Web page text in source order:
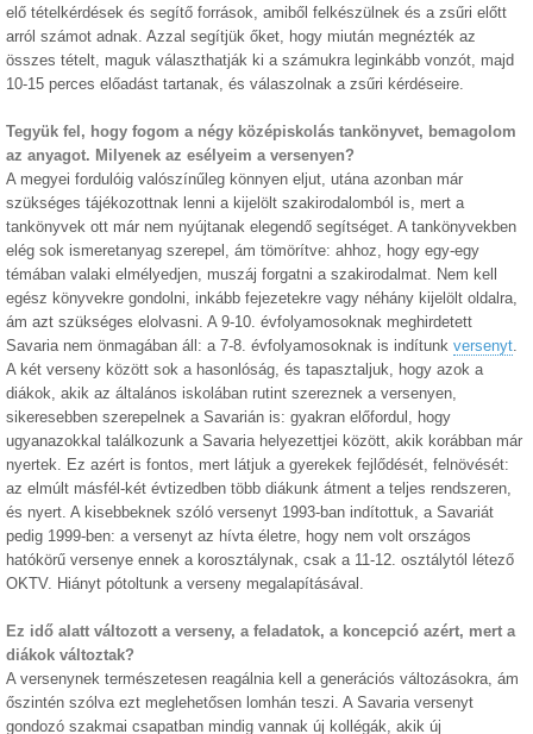
elő tételkérdések és segítő források, amiből felkészülnek és a zsűri előtt
arról számot adnak. Azzal segítjük őket, hogy miután megnézték az
összes tételt, maguk választhatják ki a számukra leginkább vonzót, majd
10-15 perces előadást tartanak, és válaszolnak a zsűri kérdéseire.
Tegyük fel, hogy fogom a négy középiskolás tankönyvet, bemagolom
az anyagot. Milyenek az esélyeim a versenyen?
A megyei fordulóig valószínűleg könnyen eljut, utána azonban már
szükséges tájékozottnak lenni a kijelölt szakirodalomból is, mert a
tankönyvek ott már nem nyújtanak elegendő segítséget. A tankönyvekben
elég sok ismeretanyag szerepel, ám tömörítve: ahhoz, hogy egy-egy
témában valaki elmélyedjen, muszáj forgatni a szakirodalmat. Nem kell
egész könyvekre gondolni, inkább fejezetekre vagy néhány kijelölt oldalra,
ám azt szükséges elolvasni. A 9-10. évfolyamosoknak meghirdetett
Savaria nem önmagában áll: a 7-8. évfolyamosoknak is indítunk versenyt
A két verseny között sok a hasonlóság, és tapasztaljuk, hogy azok a
diákok, akik az általános iskolában rutint szereznek a versenyen,
sikeresebben szerepelnek a Savarián is: gyakran előfordul, hogy
ugyanazokkal találkozunk a Savaria helyezettjei között, akik korábban már
nyertek. Ez azért is fontos, mert látjuk a gyerekek fejlődését, felnövését:
az elmúlt másfél-két évtizedben több diákunk átment a teljes rendszeren,
és nyert. A kisebbeknek szóló versenyt 1993-ban indítottuk, a Savariát
pedig 1999-ben: a versenyt az hívta életre, hogy nem volt országos
hatókörű versenye ennek a korosztálynak, csak a 11-12. osztálytól létező
OKTV. Hiányt pótoltunk a verseny megalapításával.
Ez idő alatt változott a verseny, a feladatok, a koncepció azért, mert a
diákok változtak?
A versenynek természetesen reagálnia kell a generációs változásokra, ám
őszintén szólva ezt meglehetősen lomhán teszi. A Savaria versenyt
gondozó szakmai csapatban mindig vannak új kollégák, akik új